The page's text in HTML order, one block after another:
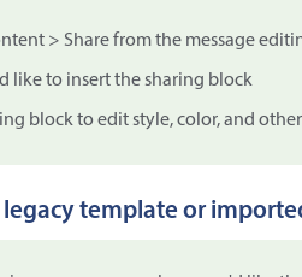
> Share from the message
like to insert the sharing block
block to edit style, color, and
legacy template or